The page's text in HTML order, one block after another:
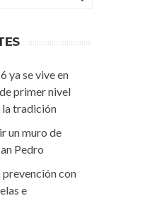
ya se vive en
primer nivel
la tradición
un muro de
Pedro
con
e